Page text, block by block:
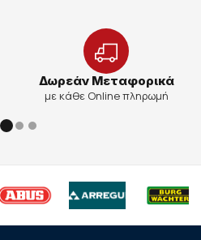
Δωρεάν Μεταφορικά
με κάθε Online πληρωμή